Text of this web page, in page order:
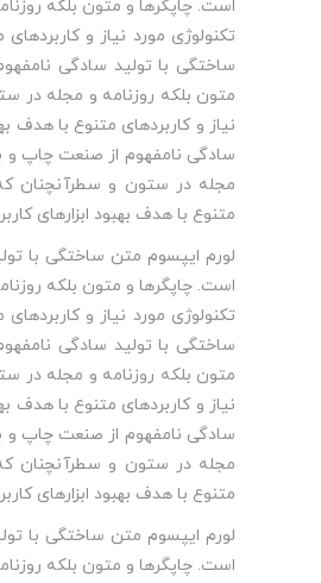
است. چاپگرها و متون بلکه
تکنولوژی مورد نیاز و
ساختگی با تولید سادگی
متون بلکه روزنامه و مجله در
نیاز و کاربردهای متنوع با هدف
سادگی نامفهوم از صنعت چاپ و
مجله در ستون و سطرآنچنان که
متنوع با هدف بهبود ابزارهای
لورم ایپسوم متن ساختگی با
است. چاپگرها و متون بلکه
تکنولوژی مورد نیاز و
ساختگی با تولید سادگی
متون بلکه روزنامه و مجله در
نیاز و کاربردهای متنوع با هدف
سادگی نامفهوم از صنعت چاپ و
مجله در ستون و سطرآنچنان که
متنوع با هدف بهبود ابزارهای
لورم ایپسوم متن ساختگی با
است. چاپگرها و متون بلکه